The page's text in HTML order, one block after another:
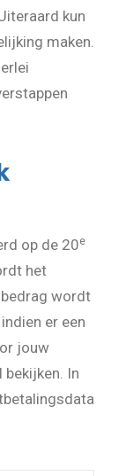
kun
maken.
op de 20e
het
bedrag wordt
er een
jouw
In